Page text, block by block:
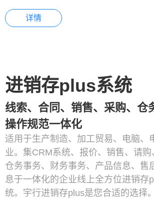
详情
进销存plus系统
线索、合同、销售、采购、仓
操作规范一体化
适用于生产制造、加工贸易、电脑、
业。集CRM系统、报价、销售、请购
仓务事务、财务事务、产品信息、售
息于一体化的企业线上全方位进销存
统。宇行进销存plus是您合适的选择。